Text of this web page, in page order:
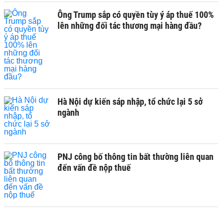
Ông Trump sắp có quyền tùy ý áp thuế 100%
lên những đối tác thương mại hàng đầu?
Hà Nội dự kiến sáp nhập, tổ chức lại 5 sở
ngành
PNJ công bố thông tin bất thường liên quan
đến vấn đề nộp thuế